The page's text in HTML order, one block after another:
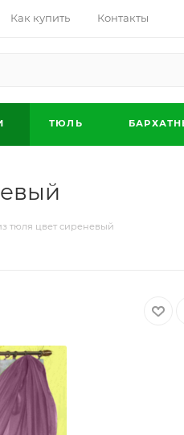
Как купить Контакты
ТЮЛЬ
тюля цвет сиреневый